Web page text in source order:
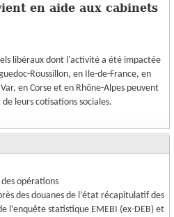
en aide aux cabinets
libéraux dont l'activité a été impactée
Roussillon, en Ile-de-France, en
en Corse et en Rhône-Alpes peuvent
leurs cotisations sociales.
opérations
des douanes de l’état récapitulatif des
l’enquête statistique EMEBI (ex-DEB) et